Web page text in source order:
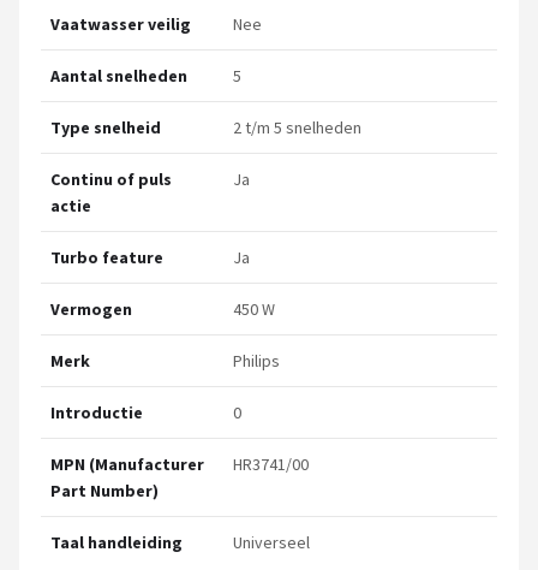
Vaatwasser veilig Nee
Aantal snelheden 5
Type snelheid 2 t/m 5 snelheden
Continu of puls
actie
Ja
Turbo feature Ja
Vermogen 450 W
Merk Philips
Introductie 0
MPN (Manufacturer
Part Number)
HR3741/00
Taal handleiding Universeel